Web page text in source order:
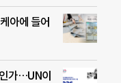
아에 들어
가…UN이